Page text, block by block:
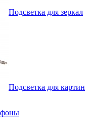
Подсветка для зеркал
Подсветка для картин